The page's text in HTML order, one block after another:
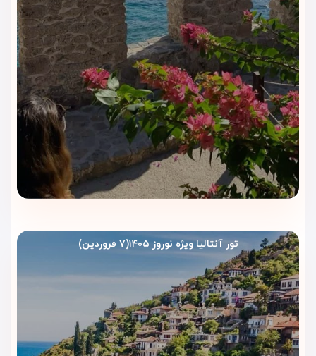
رگنوم کاریا آنتالیا | تجربه‌ای لوکس
در بلک
اقامت در هتل رگنوم کاریا آنتالیا تنها استفاده از اتاق‌های لوکس
نیست؛ این هتل مجموعه‌ای فوق‌العاده از امکانات تفریحی، رفاهی
و سرگرمی‌های سطح بالا ارائه می‌دهد که آن را به یکی از محبوب‌ترین
ریزورت‌های ۵ ستاره بلک تبدیل کرده است. در ادامه، امکانات هتل را
بخش‌بندی‌شده و کامل می‌بینی.
ساحل اختصاصی هتل رگنوم کاریا
هتل رگنوم کاریا یکساحل شنی خصوصیبا تخت‌های راحت،
در این ساحل می‌توانید:
ساعت‌ها کنار مدیترانه استراحت کنید
از ورزش‌های آبی لذت ببرید
از فضای آرام و خلوت ساحل اختصاصی استفاده کنید
تور آنتالیا ویژه نوروز ۱۴۰۵(۷ فروردین)